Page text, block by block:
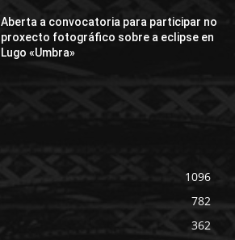
Aberta a convocatoria para participar no
proxecto fotográfico sobre a eclipse en
Lugo «Umbra»
1096
782
362